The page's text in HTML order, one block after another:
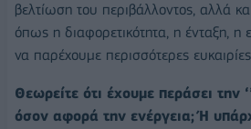
βελτίωση του περιβάλλοντος, αλλά
όπως η διαφορετικότητα, η ένταξη, η
να παρέχουμε περισσότερες
Θεωρείτε ότι έχουμε περάσει την
όσον αφορά την ενέργεια; Ή